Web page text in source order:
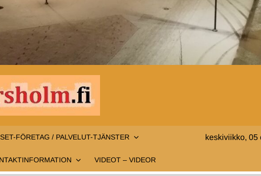
MUSTASAARI-
KORSHOLM.FI
– Information
om Korsholm
FÖRETAG / PALVELUT-TJÄNSTER
VIDEOT – VIDEOR
keskiviikko, 05